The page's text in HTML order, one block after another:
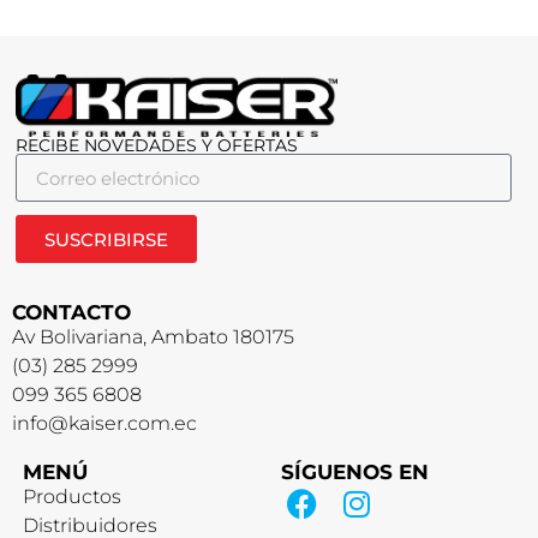
RECIBE NOVEDADES Y OFERTAS
SUSCRIBIRSE
CONTACTO
Av Bolivariana, Ambato 180175
(03) 285 2999
099 365 6808
info@kaiser.com.ec
MENÚ
Productos
Distribuidores
SÍGUENOS EN